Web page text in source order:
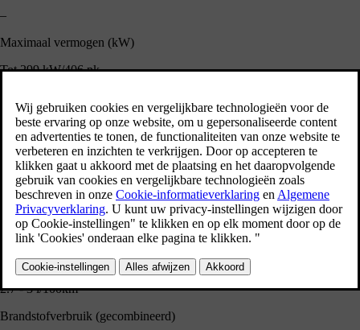
–
Maximaal vermogen (kW)
Tot 299 kW/406 pk
Totaal elektrisch energieverbruik (WLTP)
12.4 - 12.7 kWh/100 km
Totaal elektrisch energieverbruik (WLTP)
Brandstofverbruik (gecombineerd)
2.7 - 3 l/100km
Brandstofverbruik (gecombineerd)